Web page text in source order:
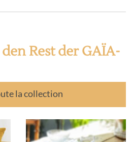
Rest der GAÏA-
la collection